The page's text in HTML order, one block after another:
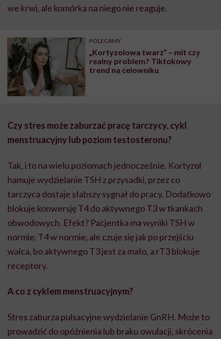
we krwi, ale komórka na niego nie reaguje.
POLECAMY
„Kortyzolowa twarz” – mit czy
realny problem? Tiktokowy
trend na celowniku
Czy stres może zaburzać pracę tarczycy, cykl
menstruacyjny lub poziom testosteronu?
Tak, i to na wielu poziomach jednocześnie. Kortyzol
hamuje wydzielanie TSH z przysadki, przez co
tarczyca dostaje słabszy sygnał do pracy. Dodatkowo
blokuje konwersję T4 do aktywnego T3 w tkankach
obwodowych. Efekt? Pacjentka ma wyniki TSH w
normie, T4 w normie, ale czuje się jak po przejściu
walca, bo aktywnego T3 jest za mało, a rT3 blokuje
receptory.
A co z cyklem menstruacyjnym?
Stres zaburza pulsacyjne wydzielanie GnRH. Może to
prowadzić do opóźnienia lub braku owulacji, skrócenia